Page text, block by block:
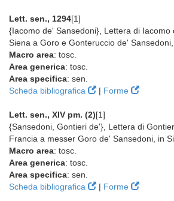
Lett. sen., 1294[1]
{Iacomo de' Sansedoni}, Lettera di Iacomo
Siena a Goro e Gonteruccio de'
Macro area: tosc.
Area generica: tosc.
Area specifica: sen.
Scheda bibliografica
| Forme
Lett. sen., XIV pm. (2)[1]
{Sansedoni, Gontieri de'}, Lettera di
Francia a messer Goro de' Sansedoni, in
Macro area: tosc.
Area generica: tosc.
Area specifica: sen.
Scheda bibliografica
| Forme